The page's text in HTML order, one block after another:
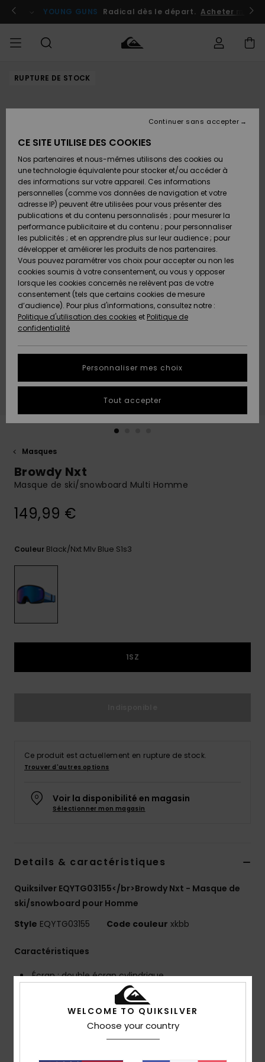
l'information
le
Se connecter / s'inscrire
YOUNG GUNS Radical dès le départ. Acheter
HOMME Vêtements
Chaussures
& Tongs
Surf
Snow
Nouveautés
A
Découvrir
Vêtements
Chaussures
& Tongs
Surf
Snow
Nouveautés
A
Découvrir
FEMME
Shop
A
Découvrir
Snow
SURF
Surf
Surf
Shop
Enfant
Highlights
Communauté
SNOW
Snow
Snow
Shop
Enfant
Snow
Shop
Femme
A
Découvrir
Communauté
OUTLET
Outlet
Enfant
Outlet
Femme
AIDE &
CONTACT
Accéder à
Retours
Paiement
Carte
Cadeau
Quiksilver
Freedom
Protection
des
tailles
conversation
plus rapide
à votre
Trouvez
de
Consulter
MAGASINS
QUIKSILVER
RUPTURE DE STOCK
Masques
Browdy Nxt
Masque de ski/snowboard Multi Homme
149,99 €
Couleur Black/nxt Mlv Blue S1s3
1SZ
Ce produit est actuellement en rupture de stock.
Trouver d'autres options
Voir la disponibilité en magasin
Sélectionner mon magasin
Details & caractéristiques
Quiksilver EQYTG03155</br>Browdy Nxt - Masque de
ski/snowboard pour Homme
Style EQYTG03155 Code couleur xkbb
Caractéristiques
Écran : double écran cylindrique
Écran Color Luxe Photochromic NXT® par Essilor
catégorie de filtration S1 à S3
Traitement antibuée >120 s et traitement anti-
WELCOME TO QUIKSILVER
Choose your country
CE SITE UTILISE DES COOKIES
Nos partenaires et nous-mêmes utilisons des cookies ou
une technologie équivalente pour stocker et/ou accéder à
des informations sur votre appareil. Ces informations
personnelles (comme vos données de navigation et votre
adresse IP) peuvent être utilisées pour vous présenter des
publications et du contenu personnalisés ; pour mesurer la
performance publicitaire et du contenu ; pour personnaliser
les publicités ; et en apprendre plus sur leur audience ; pour
développer et améliorer les produits de nos partenaires.
Vous pouvez paramétrer vos choix pour accepter ou non les
cookies soumis à votre consentement, ou vous y opposer
lorsque les cookies concernés ne relèvent pas de votre
consentement (tels que certains cookies de mesure
d’audience). Pour plus d'informations, consultez notre :
Politique d'utilisation des cookies et Politique de
confidentialité
Personnaliser mes choix
Continuer sans accepter
Tout accepter